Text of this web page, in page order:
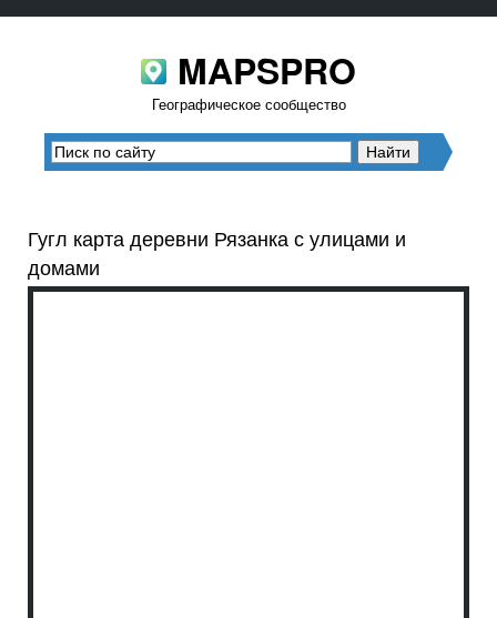
MAPSPRO
Географическое сообщество
Гугл карта деревни Рязанка с улицами и
домами